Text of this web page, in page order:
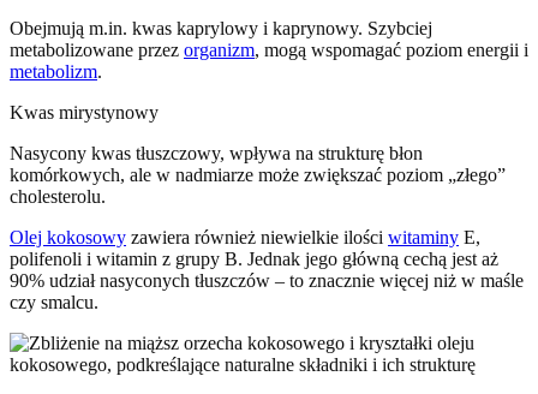
Obejmują m.in. kwas kaprylowy i kaprynowy. Szybciej
metabolizowane przez organizm, mogą wspomagać poziom energii i
metabolizm.
Kwas mirystynowy
Nasycony kwas tłuszczowy, wpływa na strukturę błon
komórkowych, ale w nadmiarze może zwiększać poziom „złego”
cholesterolu.
Olej kokosowy zawiera również niewielkie ilości witaminy E,
polifenoli i witamin z grupy B. Jednak jego główną cechą jest aż
90% udział nasyconych tłuszczów – to znacznie więcej niż w maśle
czy smalcu.